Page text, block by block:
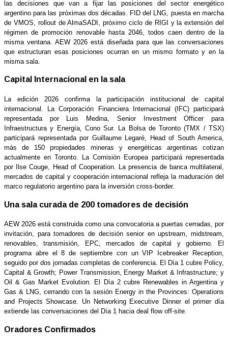
las decisiones que van a fijar las posiciones del sector energético
argentino para las próximas dos décadas. FID del LNG, puesta en marcha
de VMOS, rollout de AlmaSADI, próximo ciclo de RIGI y la extensión del
régimen de promoción renovable hasta 2046, todos caen dentro de la
misma ventana. AEW 2026 está diseñada para que las conversaciones
que estructuran esas posiciones ocurran en un mismo formato y en la
misma sala.
Capital Internacional en la sala
La edición 2026 confirma la participación institucional de capital
internacional. La Corporación Financiera Internacional (IFC) participará
representada por Luis Medina, Senior Investment Officer para
Infraestructura y Energía, Cono Sur. La Bolsa de Toronto (TMX / TSX)
participará representada por Guillaume Legaré, Head of South America,
más de 150 propiedades mineras y energéticas argentinas cotizan
actualmente en Toronto. La Comisión Europea participará representada
por Ilse Couge, Head of Cooperation. La presencia de banca multilateral,
mercados de capital y cooperación internacional refleja la maduración del
marco regulatorio argentino para la inversión cross-border.
Una sala curada de 200 tomadores de decisión
AEW 2026 está construida como una convocatoria a puertas cerradas, por
invitación, para tomadores de decisión senior en upstream, midstream,
renovables, transmisión, EPC, mercados de capital y gobierno. El
programa abre el 8 de septiembre con un VIP Icebreaker Reception,
seguido por dos jornadas completas de conferencia. El Día 1 cubre Policy,
Capital & Growth; Power Transmission, Energy Market & Infrastructure; y
Oil & Gas Market Evolution. El Día 2 cubre Renewables in Argentina y
Gas & LNG, cerrando con la sesión Energy in the Provinces: Operations
and Projects Showcase. Un Networking Executive Dinner el primer día
extiende las conversaciones del Día 1 hacia deal flow off-site.
Oradores Confirmados